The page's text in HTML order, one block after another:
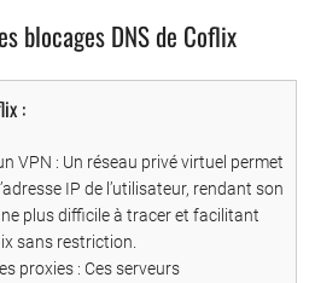
blocages DNS de Coflix
:
VPN : Un réseau privé virtuel permet
IP de l’utilisateur, rendant son
plus difficile à tracer et facilitant
sans restriction.
proxies : Ces serveurs